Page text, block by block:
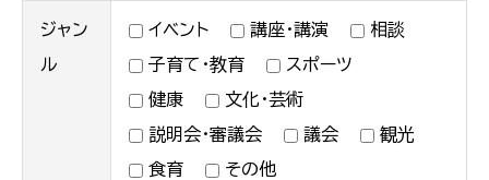
ジャン
ル
イベント 講座・講演
相談
子育て・教育
スポーツ
健康
文化・芸術
説明会・審議会
議会
観光
食育
その他